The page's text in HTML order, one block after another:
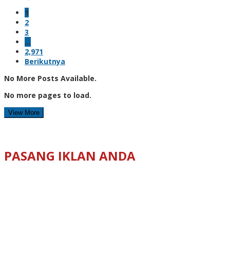
1
2
3
…
2,971
Berikutnya
No More Posts Available.
No more pages to load.
View More
PASANG IKLAN ANDA